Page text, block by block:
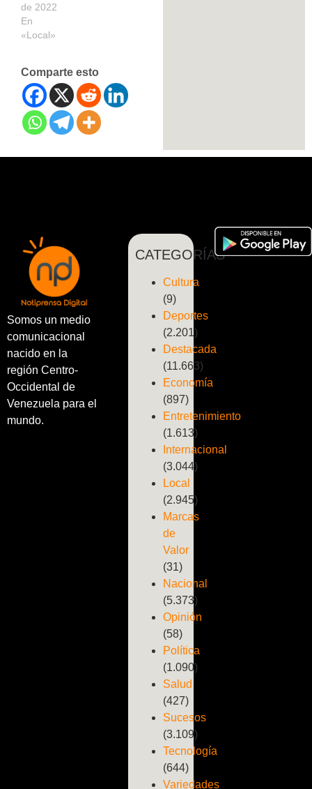
de 2022
En
«Local»
Comparte esto
Somos un medio
comunicacional
nacido en la
región Centro-
Occidental de
Venezuela para el
mundo.
CATEGORÍAS
Cultura
(9)
Deportes
(2.201)
Destacada
(11.663)
Economía
(897)
Entretenimiento
(1.613)
Internacional
(3.044)
Local
(2.945)
Marcas
de
Valor
(31)
Nacional
(5.373)
Opinión
(58)
Política
(1.090)
Salud
(427)
Sucesos
(3.109)
Tecnología
(644)
Variedades